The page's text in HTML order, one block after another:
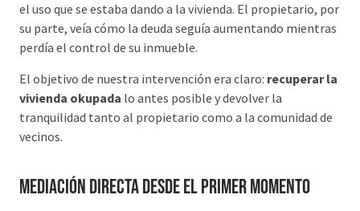
el uso que se estaba dando a la vivienda. El propietario, por
su parte, veía cómo la deuda seguía aumentando mientras
perdía el control de su inmueble.
El objetivo de nuestra intervención era claro: recuperar la
vivienda okupada lo antes posible y devolver la
tranquilidad tanto al propietario como a la comunidad de
vecinos.
Mediación directa desde el primer momento